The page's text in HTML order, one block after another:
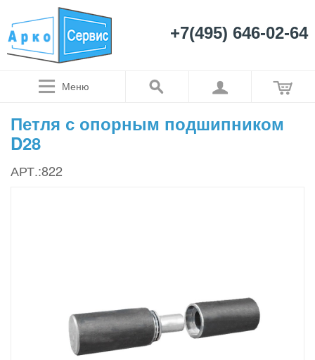
+7(495) 646-02-64
Меню
Петля с опорным подшипником
D28
АРТ.:822